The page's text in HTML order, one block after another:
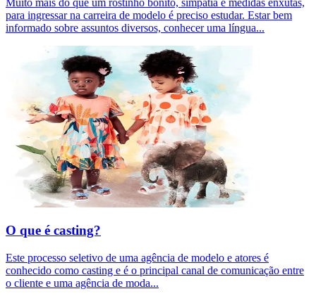
para ingressar na carreira de modelo é preciso estudar. Estar bem
informado sobre assuntos diversos, conhecer uma língua...
O que é casting?
Este processo seletivo de uma agência de modelo e atores é
conhecido como casting e é o principal canal de comunicação entre
o cliente e uma agência de moda...